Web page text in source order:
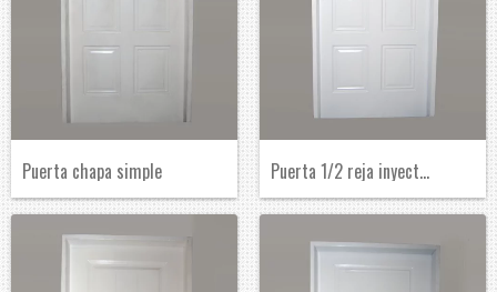
Puerta chapa simple Puerta 1/2 reja inyectada